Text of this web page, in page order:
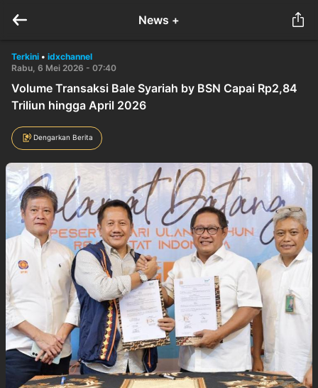
News +
Terkini • idxchannel
Rabu, 6 Mei 2026 - 07:40
Volume Transaksi Bale Syariah by BSN Capai Rp2,84
Triliun hingga April 2026
Dengarkan Berita